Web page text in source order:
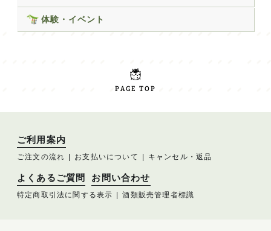
体験・イベント
PAGE TOP
ご利用案内
ご注文の流れ お支払いについて キャンセル・返品
よくあるご質問 お問い合わせ
特定商取引法に関する表示 酒類販売管理者標識